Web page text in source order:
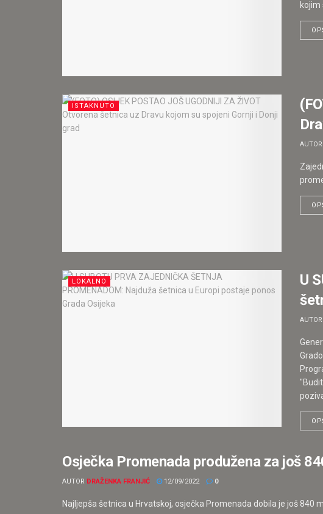
kojim
ISTAKNUTO
AUTOR
LOKALNO
U
AUTOR
LOKALNO
Osječka Promenada produžena za još
AUTOR DRAŽENKA FRANJIĆ 12/09/2022 0
Najljepša šetnica u Hrvatskoj, osječka Promenada dobila je još 840